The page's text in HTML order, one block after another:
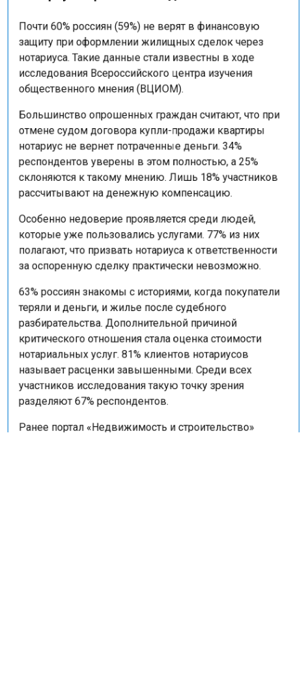
защиту при оформлении жилищных сделок через
нотариуса. Такие данные стали известны в ходе
исследования Всероссийского центра изучения
общественного мнения (ВЦИОМ).
Большинство опрошенных граждан считают, что при
отмене судом договора купли-продажи квартиры
нотариус не вернет потраченные деньги. 34%
респондентов уверены в этом полностью, а 25%
склоняются к такому мнению. Лишь 18% участников
рассчитывают на денежную компенсацию.
Особенно недоверие проявляется среди людей,
которые уже пользовались услугами. 77% из них
полагают, что призвать нотариуса к ответственности
за оспоренную сделку практически невозможно.
63% россиян знакомы с историями, когда покупатели
теряли и деньги, и жилье после судебного
разбирательства. Дополнительной причиной
критического отношения стала оценка стоимости
нотариальных услуг. 81% клиентов нотариусов
называет расценки завышенными. Среди всех
участников исследования такую точку зрения
разделяют 67% респондентов.